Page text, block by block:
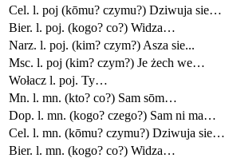
Cel. l. poj (kōmu? czymu?) Dziwuja sie…
Bier. l. poj. (kogo? co?) Widza…
Narz. l. poj. (kim? czym?) Asza sie...
Msc. l. poj (kim? czym?) Je żech we…
Wołacz l. poj. Ty…
Mn. l. mn. (kto? co?) Sam sōm…
Dop. l. mn. (kogo? czego?) Sam ni ma…
Cel. l. mn. (kōmu? czymu?) Dziwuja sie…
Bier. l. mn. (kogo? co?) Widza…